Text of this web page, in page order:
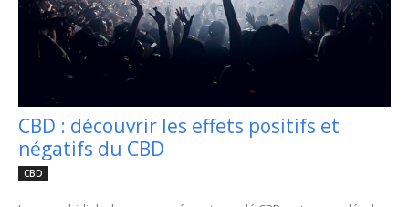
CBD : découvrir les effets positifs et
négatifs du CBD
CBD